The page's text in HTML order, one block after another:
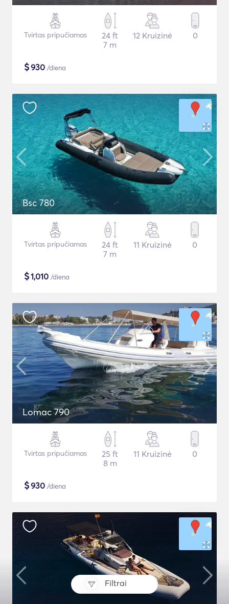
Filtrai
Tvirtas pripučiamas
24 ft
7 m
12 Kruizinė 0
$930 /diena
Bsc 780
Tvirtas pripučiamas
24 ft
7 m
11 Kruizinė 0
$1,010 /diena
Lomac 790
Tvirtas pripučiamas
25 ft
8 m
11 Kruizinė 0
$930 /diena